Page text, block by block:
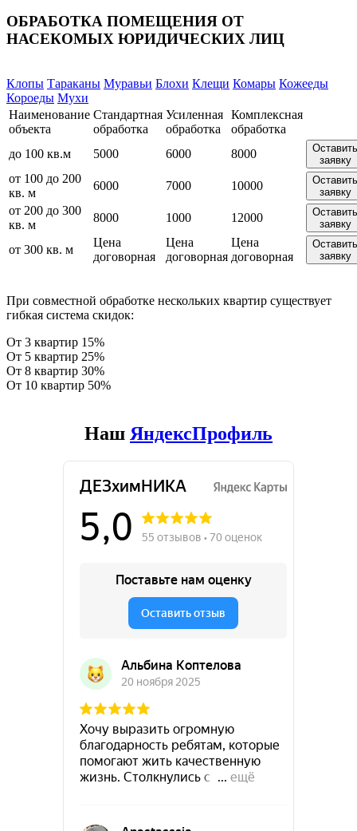
ОБРАБОТКА ПОМЕЩЕНИЯ ОТ
НАСЕКОМЫХ ЮРИДИЧЕСКИХ ЛИЦ
Клопы Тараканы Муравьи Блохи Клещи Комары Кожееды
Короеды Мухи
Наименование
объекта
Стандартная
обработка
Усиленная
обработка
Комплексная
обработка
до 100 кв.м
5000 6000 8000
Оставить
заявку
от 100 до 200
кв. м
6000 7000 10000
Оставить
заявку
от 200 до 300
кв. м
8000 1000 12000
Оставить
заявку
от 300 кв. м
Цена
договорная
Цена
договорная
Цена
договорная
Оставить
заявку
При совместной обработке нескольких квартир существует
гибкая система скидок:
От 3 квартир 15%
От 5 квартир 25%
От 8 квартир 30%
От 10 квартир 50%
Наш ЯндексПрофиль